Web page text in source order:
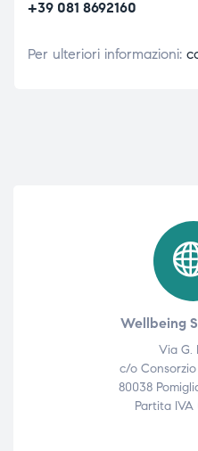
+39 081 8692160
Per ulteriori informazioni:
Wellbeing
Via G.
c/o
80038
Partita IVA